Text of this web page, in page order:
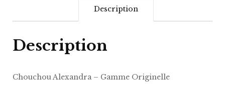
Description
Description
Chouchou Alexandra – Gamme Originelle